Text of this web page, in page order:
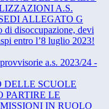
A.S.
ALLEGATO G
di disoccupazione, devi
entro l’8 luglio 2023!
a.s. 2023/24 -
DELLE SCUOLE
PARTIRE LE
IN RUOLO